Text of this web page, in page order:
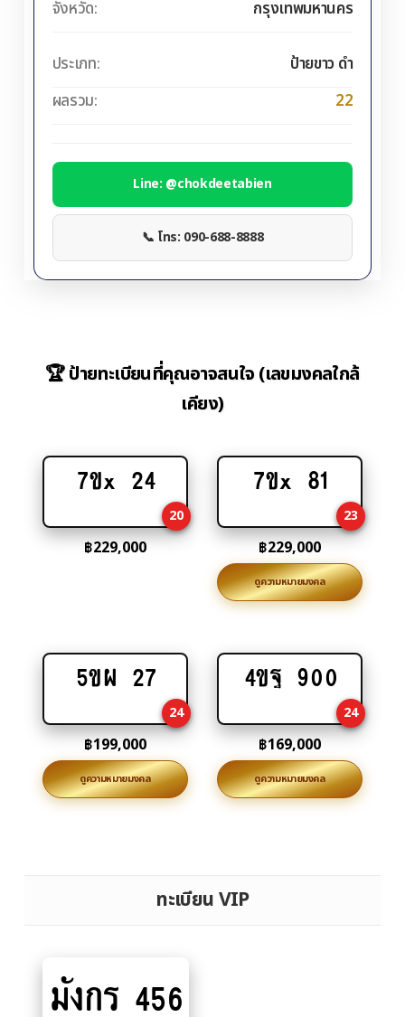
จังหวัด:
กรุงเทพมหานคร
ประเภท:
ป้ายขาว ดำ
ผลรวม:
22
Line: @chokdeetabien
📞 โทร: 090-688-8888
🏆 ป้ายทะเบียนที่คุณอาจสนใจ (เลขมงคลใกล้
เคียง)
Add
cart
7ขx 24
20
฿229,000
Add
cart
7ขx 81
23
฿229,000
ดูความหมายมงคล
Add
cart
5ขผ 27
24
฿199,000
ดูความหมายมงคล
Add
cart
4ขฐ 900
24
฿169,000
ดูความหมายมงคล
ทะเบียน VIP
to
มังกร 456